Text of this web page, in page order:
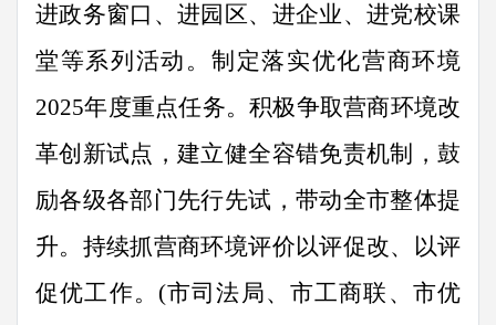
进政务窗口、进园区、进企业、进党校课
堂等系列活动。制定落实优化营商环境
2025年度重点任务。积极争取营商环境改
革创新试点，建立健全容错免责机制，鼓
励各级各部门先行先试，带动全市整体提
升。持续抓营商环境评价以评促改、以评
促优工作。 (市司法局、 市工商联、市优